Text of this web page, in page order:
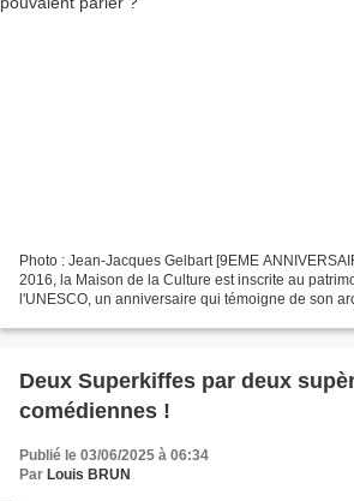
Photo : Jean-Jacques Gelbart [9EME
2016, la Maison de la Culture est inscrite au
l'UNESCO, un anniversaire qui témoigne de son
Deux Superkiffes par deux
comédiennes !
Publié le 03/06/2025 à 06:34
Par Louis BRUN